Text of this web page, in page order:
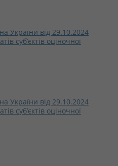
України від 29.10.2024
суб’єктів оціночної
України від 29.10.2024
суб’єктів оціночної